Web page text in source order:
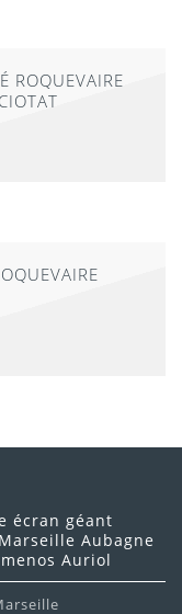
ROQUEVAIRE
écran géant
Aubagne
Auriol